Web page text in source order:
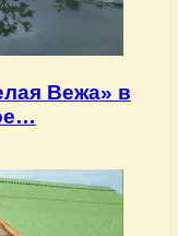
Вежа» в